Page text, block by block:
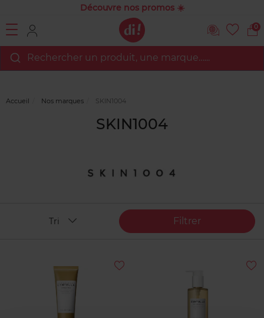
Découvre nos promos ☀️
0
Rechercher un produit, une marque…...
Accueil Nos marques SKIN1004
SKIN1004
Filtrer
Tri